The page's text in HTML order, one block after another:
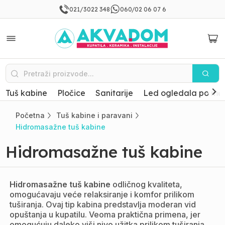
021/3022 348 060/02 06 07 6
Tuš kabine Pločice Sanitarije Led ogledala po
Početna
Tuš kabine i paravani
Hidromasažne tuš kabine
Hidromasažne tuš kabine
Hidromasažne tuš kabine odličnog kvaliteta,
omogućavaju veće relaksiranje i komfor prilikom
tuširanja. Ovaj tip kabina predstavlja moderan vid
opuštanja u kupatilu. Veoma praktična primena, jer